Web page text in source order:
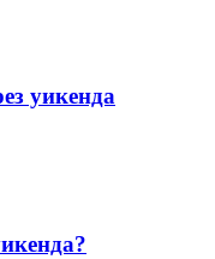
уикенда